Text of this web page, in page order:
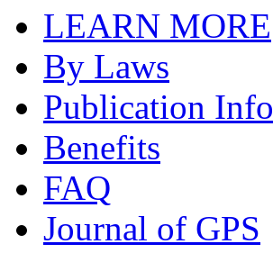
LEARN MORE
By Laws
Publication Info
Benefits
FAQ
Journal of GPS